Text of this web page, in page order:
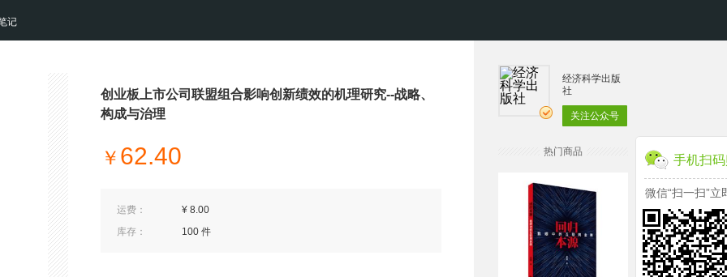
记
创业板上市公司联盟组合影响创新绩效的机理研究--战略、
构成与治理
￥ 62.40
运费：
¥ 8.00
库存：
100 件
经济科学出版
社
关注公众号
热门商品
手机扫
微信“扫一扫”立